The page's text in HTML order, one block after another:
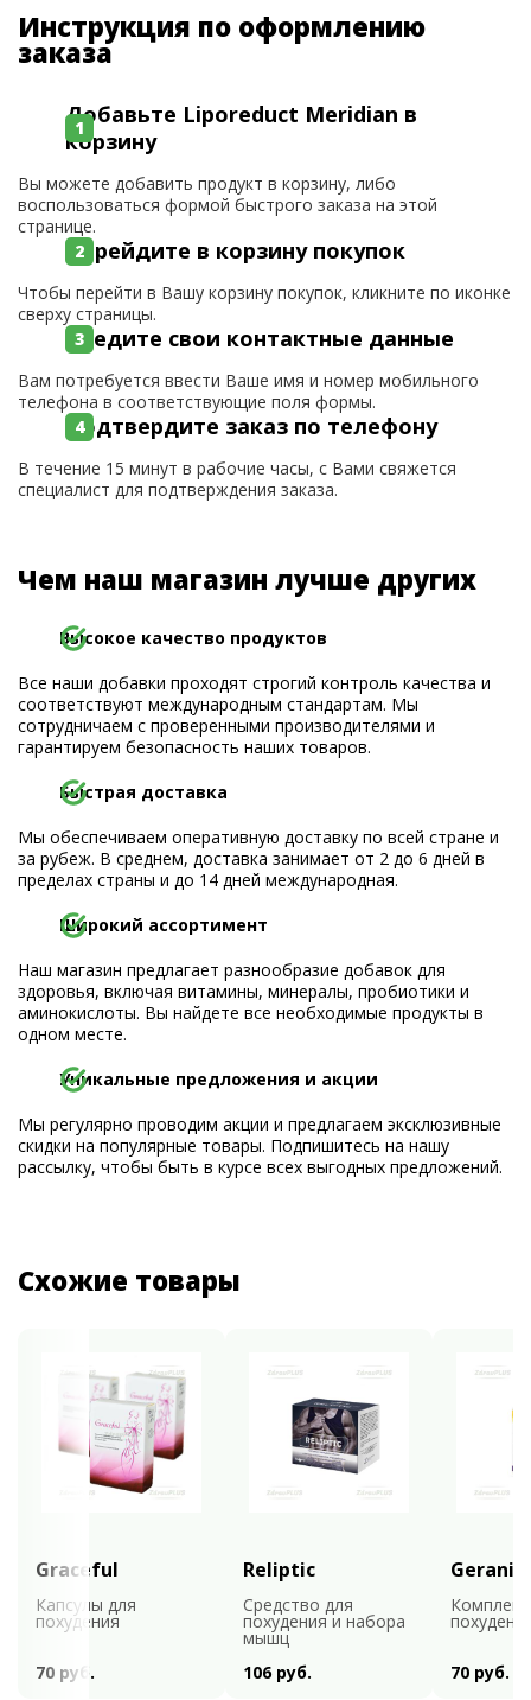
Инструкция по оформлению
заказа
Добавьте Liporeduct Meridian в
корзину
Вы можете добавить продукт в корзину, либо
воспользоваться формой быстрого заказа на этой
странице.
Перейдите в корзину покупок
Чтобы перейти в Вашу корзину покупок, кликните по иконке
сверху страницы.
Введите свои контактные данные
Вам потребуется ввести Ваше имя и номер мобильного
телефона в соответствующие поля формы.
Подтвердите заказ по телефону
В течение 15 минут в рабочие часы, с Вами свяжется
специалист для подтверждения заказа.
Чем наш магазин лучше других
Высокое качество продуктов
Все наши добавки проходят строгий контроль качества и
соответствуют международным стандартам. Мы
сотрудничаем с проверенными производителями и
гарантируем безопасность наших товаров.
Быстрая доставка
Мы обеспечиваем оперативную доставку по всей стране и
за рубеж. В среднем, доставка занимает от 2 до 6 дней в
пределах страны и до 14 дней международная.
Широкий ассортимент
Наш магазин предлагает разнообразие добавок для
здоровья, включая витамины, минералы, пробиотики и
аминокислоты. Вы найдете все необходимые продукты в
одном месте.
Уникальные предложения и акции
Мы регулярно проводим акции и предлагаем эксклюзивные
скидки на популярные товары. Подпишитесь на нашу
рассылку, чтобы быть в курсе всех выгодных предложений.
Схожие товары
Graceful
Капсулы для
похудения
70 руб.
Reliptic
Средство для
похудения и набора
мышц
106 руб.
70 руб.